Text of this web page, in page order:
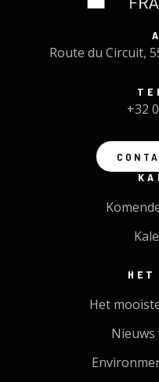
Route du Circuit,
+32
Het
Nieuws